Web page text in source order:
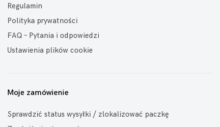
Regulamin
Polityka prywatności
FAQ – Pytania i odpowiedzi
Ustawienia plików cookie
Moje zamówienie
Sprawdzić status wysyłki / zlokalizować paczkę